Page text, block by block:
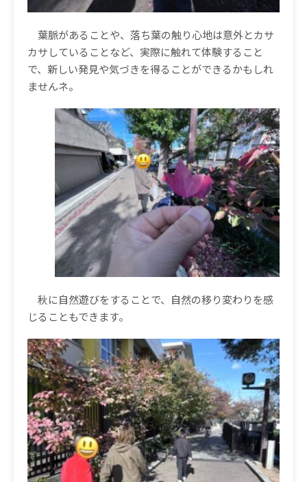
葉脈があることや、落ち葉の触り心地は意外とカサ
カサしていることなど、実際に触れて体験すること
で、新しい発見や気づきを得ることができるかもしれ
ませんネ。
秋に自然遊びをすることで、自然の移り変わりを感
じることもできます。